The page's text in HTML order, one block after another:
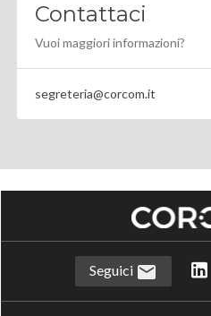
Contattaci
Vuoi maggiori informazioni?
segreteria@corcom.it
Seguici